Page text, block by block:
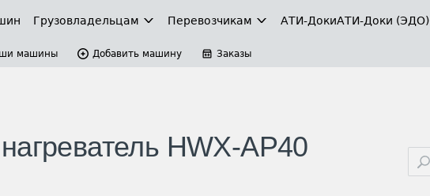
Грузовладельцам Перевозчикам АТИ-ДокиАТИ-Доки (ЭДО)
машины Добавить машину Заказы
HWX-AP40